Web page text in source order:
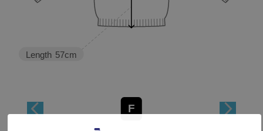
Length 57cm
F